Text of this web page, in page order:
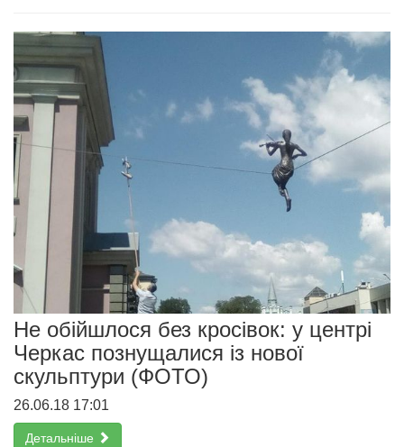
Не обійшлося без кросівок: у центрі
Черкас познущалися із нової
скульптури (ФОТО)
26.06.18 17:01
Детальніше